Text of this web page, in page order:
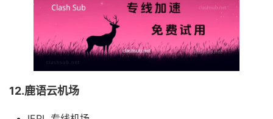
12.鹿语云机场